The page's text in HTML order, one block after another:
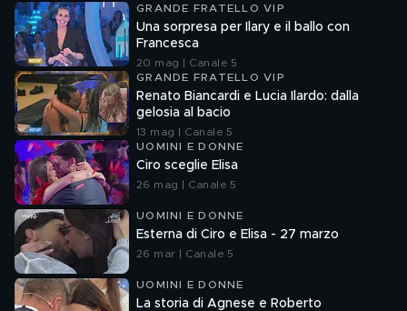
GRANDE FRATELLO VIP
Una sorpresa per Ilary e il ballo con
Francesca
20 mag | Canale 5
GRANDE FRATELLO VIP
Renato Biancardi e Lucia Ilardo: dalla
gelosia al bacio
13 mag | Canale 5
UOMINI E DONNE
Ciro sceglie Elisa
26 mag | Canale 5
UOMINI E DONNE
Esterna di Ciro e Elisa - 27 marzo
26 mar | Canale 5
UOMINI E DONNE
La storia di Agnese e Roberto